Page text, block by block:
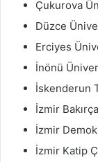
Çukurova
Düzce
Erciyes
İnönü
İskenderun
İzmir
İzmir
İzmir Katip